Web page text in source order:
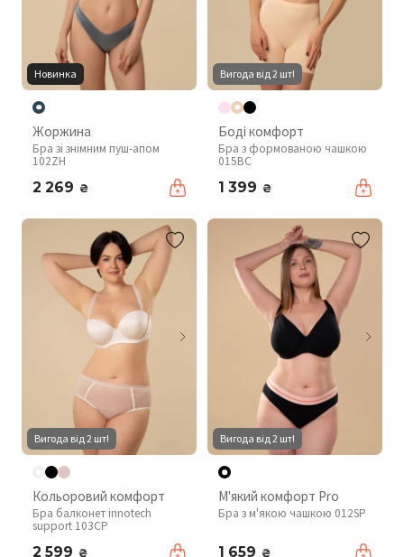
Новинка
Жоржина
Бра зі знімним пуш-апом
102ZH
2 269 ₴
Вигода від 2 шт!
Боді комфорт
Бра з формованою чашкою
015BC
1 399 ₴
Вигода від 2 шт!
Кольоровий комфорт
Бра балконет innotech
support 103CP
2 599 ₴
Вигода від 2 шт!
М'який комфорт Pro
Бра з м'якою чашкою 012SP
1 659 ₴